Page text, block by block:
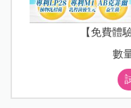
【免費體
數